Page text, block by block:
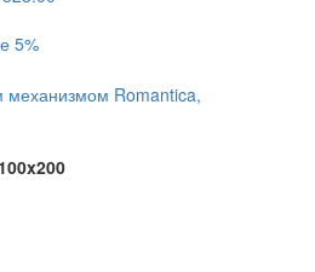
5%
механизмом Romantica,
100x200